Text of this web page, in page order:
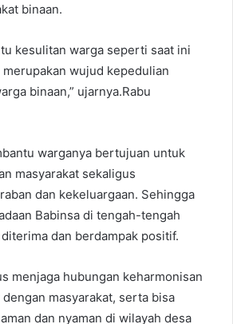
binaan.
kesulitan warga seperti saat ini
wujud kepedulian
binaan,” ujarnya.Rabu
warganya bertujuan untuk
masyarakat sekaligus
dan kekeluargaan. Sehingga
Babinsa di tengah-tengah
dan berdampak positif.
menjaga hubungan keharmonisan
masyarakat, serta bisa
dan nyaman di wilayah desa